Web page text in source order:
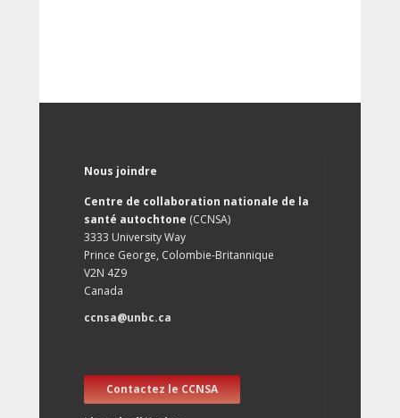
Nous joindre
Centre de collaboration nationale de la
santé autochtone (CCNSA)
3333 University Way
Prince George, Colombie-Britannique
V2N 4Z9
Canada
ccnsa@unbc.ca
Contactez le CCNSA